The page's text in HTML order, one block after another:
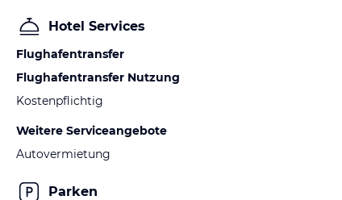
Hotel Services
Flughafentransfer
Flughafentransfer Nutzung
Kostenpflichtig
Weitere Serviceangebote
Autovermietung
Parken